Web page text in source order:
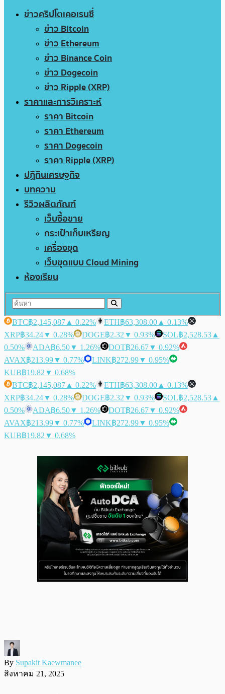
ข่าวคริปโตเคอเรนซี่
ข่าว Bitcoin
ข่าว Ethereum
ข่าว Binance Coin
ข่าว Dogecoin
ข่าว Ripple (XRP)
ราคาและการวิเคราะห์
ราคา Bitcoin
ราคา Ethereum
ราคา Dogecoin
ราคา Ripple (XRP)
ปฏิทินเศรษฐกิจ
บทความ
รีวิวผลิตภัณฑ์
เว็บซื้อขาย
กระเป๋าเก็บเหรียญ
เครื่องขุด
เว็บขุดแบบ Cloud Mining
ห้องเรียน
BTC฿2,145,087 ▲ 0.22% ETH฿63,308.00 ▲ 0.13%
XRP฿34.24▼ 0.28% DOGE฿2.32 ▼ 0.93% SOL฿2,528.53 ▲
0.50%
ADA฿6.50▼ 1.26% DOT฿26.67▼ 0.92%
AVAX฿213.99▼ 0.77% LINK฿272.99▼ 0.95%
KUB฿19.82 ▼ 0.68%
BTC฿2,145,087 ▲ 0.22% ETH฿63,308.00 ▲ 0.13%
XRP฿34.24▼ 0.28% DOGE฿2.32 ▼ 0.93% SOL฿2,528.53 ▲
0.50%
ADA฿6.50▼ 1.26% DOT฿26.67▼ 0.92%
AVAX฿213.99▼ 0.77% LINK฿272.99▼ 0.95%
KUB฿19.82 ▼ 0.68%
By Supakit Kaewmanee
สิงหาคม 21, 2025